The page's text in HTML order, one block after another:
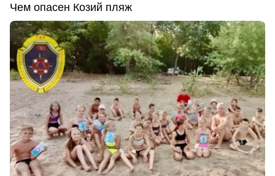
Чем опасен Козий пляж